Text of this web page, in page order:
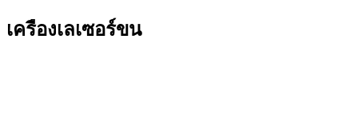
เครืองเลเซอร์ขน